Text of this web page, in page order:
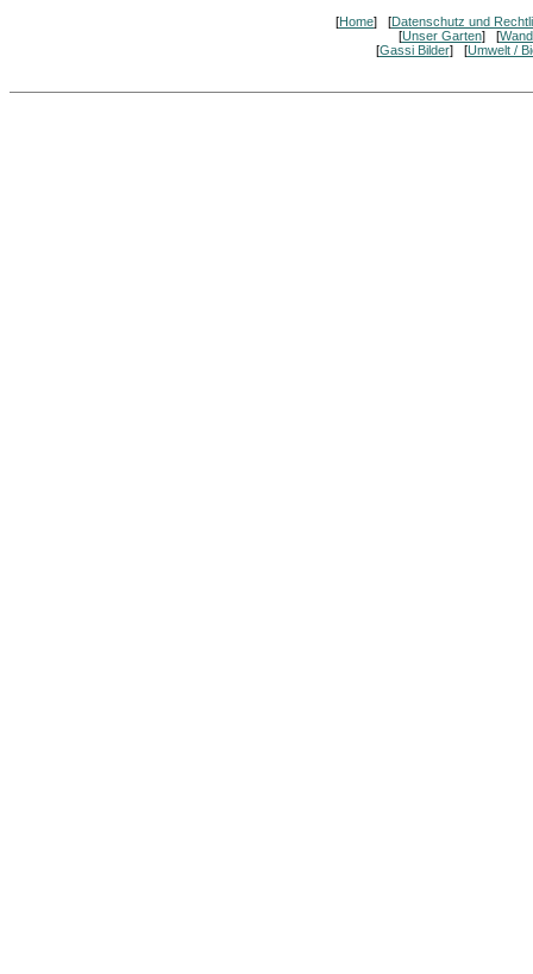
[Home] [Datenschutz und
[Unser Garten] [
[Gassi Bilder] [Umwelt /